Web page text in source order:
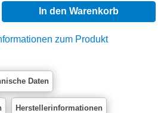
Gib den gewünschten
In den Warenkorb
zum Produkt
Daten
Herstellerinformationen